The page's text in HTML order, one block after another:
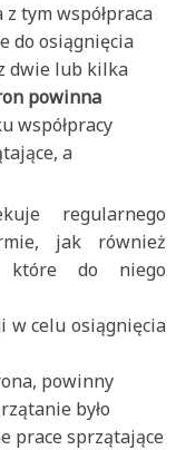
tym współpraca
do osiągnięcia
dwie lub kilka
powinna
współpracy
a
regularnego
jak również
które do niego
w celu osiągnięcia
powinny
było
prace sprzątające